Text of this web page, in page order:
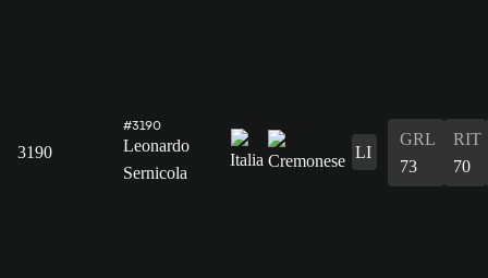
3190
#3190
Leonardo
Sernicola
LI
GRL
73
RIT
70